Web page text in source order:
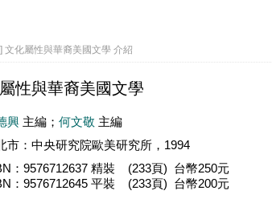
文化屬性與華裔美國文學 介紹
性與華裔美國文學
興 主編； 何文敬 主編
市：中央研究院歐美研究所，1994
：9576712637 精裝 (233頁) 台幣250元
：9576712645 平裝 (233頁) 台幣200元